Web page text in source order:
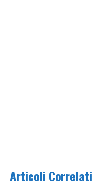
Articoli Correlati